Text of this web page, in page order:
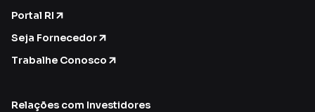
Portal RI
Seja Fornecedor
Trabalhe Conosco
Relações com Investidores